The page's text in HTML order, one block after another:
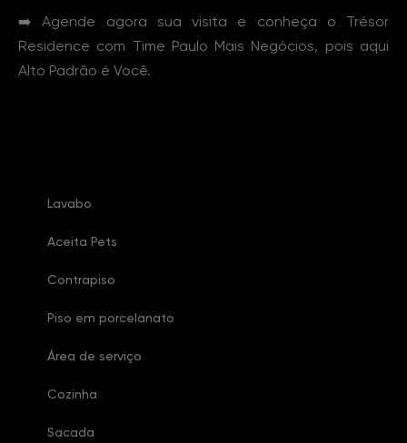
➡️ Agende agora sua visita e conheça o Trésor
Residence com Time Paulo Mais Negócios, pois aqui
Alto Padrão é Você.
Lavabo
Aceita Pets
Contrapiso
Piso em porcelanato
Área de serviço
Cozinha
Sacada